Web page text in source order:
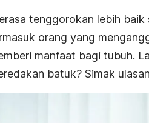
tenggorokan lebih
orang yang
manfaat bagi tubuh.
batuk? Simak